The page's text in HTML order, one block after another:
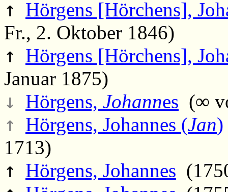
↑ Hörgens [Hörchens],
Fr., 2. Oktober 1846)
↑ Hörgens [Hörchens],
Januar 1875)
↓ Hörgens, Johannes (∞
↑ Hörgens, Johannes (Jan)
1713)
↑ Hörgens, Johannes